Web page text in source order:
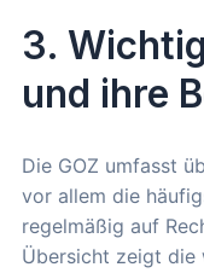
3.
und ihre
Die GOZ umfasst
vor allem die
regelmäßig auf
Übersicht zeigt die